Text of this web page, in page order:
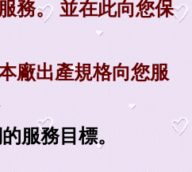
務。 並在此向您保
廠出產規格向您服
服務目標。